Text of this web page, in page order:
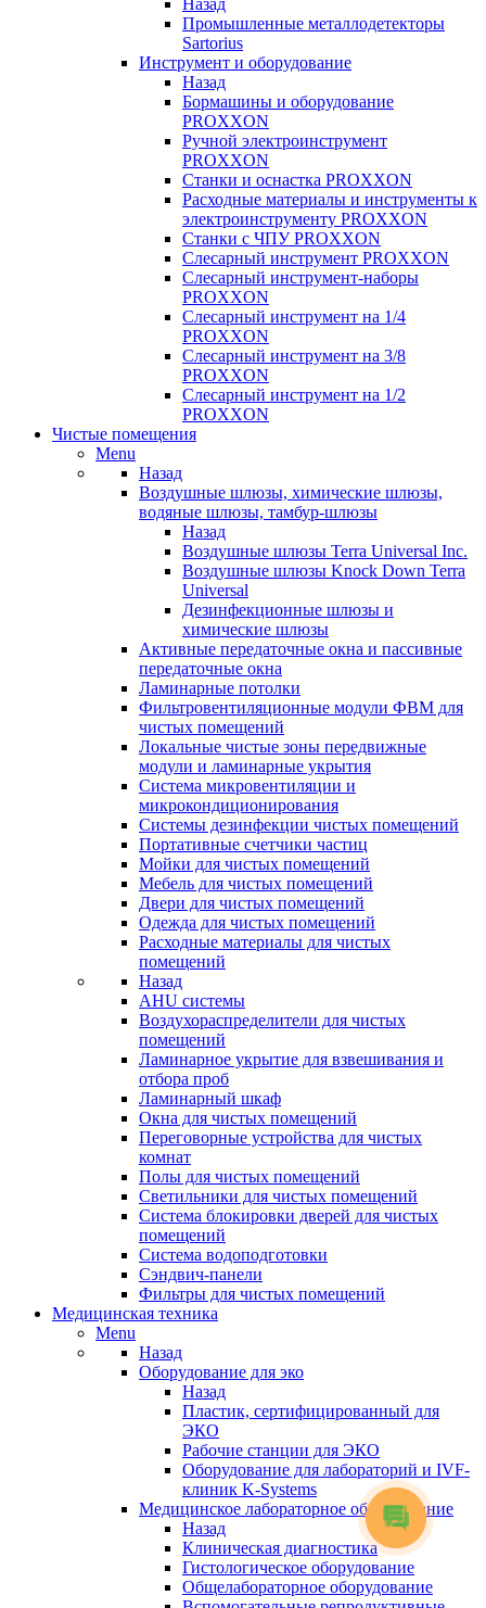
Промышленные металлодетекторы
Sartorius
Инструмент и оборудование
Назад
Бормашины и оборудование
PROXXON
Ручной электроинструмент
PROXXON
Cтанки и оснастка PROXXON
Расходные материалы и инструменты к
электроинструменту PROXXON
Станки с ЧПУ PROXXON
Слесарный инструмент PROXXON
Слесарный инструмент-наборы
PROXXON
Слесарный инструмент на 1/4
PROXXON
Слесарный инструмент на 3/8
PROXXON
Слесарный инструмент на 1/2
PROXXON
Чистые помещения
Menu
Назад
Воздушные шлюзы, химические шлюзы,
водяные шлюзы, тамбур-шлюзы
Назад
Воздушные шлюзы Terra Universal Inc.
Воздушные шлюзы Knock Down Terra
Universal
Дезинфекционные шлюзы и
химические шлюзы
Активные передаточные окна и пассивные
передаточные окна
Ламинарные потолки
Фильтровентиляционные модули ФВМ для
чистых помещений
Локальные чистые зоны передвижные
модули и ламинарные укрытия
Система микровентиляции и
микрокондиционирования
Системы дезинфекции чистых помещений
Портативные счетчики частиц
Мойки для чистых помещений
Мебель для чистых помещений
Двери для чистых помещений
Одежда для чистых помещений
Расходные материалы для чистых
помещений
Назад
AHU системы
Воздухораспределители для чистых
помещений
Ламинарное укрытие для взвешивания и
отбора проб
Ламинарный шкаф
Окна для чистых помещений
Переговорные устройства для чистых
комнат
Полы для чистых помещений
Светильники для чистых помещений
Система блокировки дверей для чистых
помещений
Система водоподготовки
Сэндвич-панели
Фильтры для чистых помещений
Медицинская техника
Menu
Назад
Оборудование для эко
Назад
Пластик, сертифицированный для
ЭКО
Рабочие станции для ЭКО
Оборудование для лабораторий и IVF-
клиник K-Systems
Медицинское лабораторное оборудование
Назад
Клиническая диагностика
Гистологическое оборудование
Общелабораторное оборудование